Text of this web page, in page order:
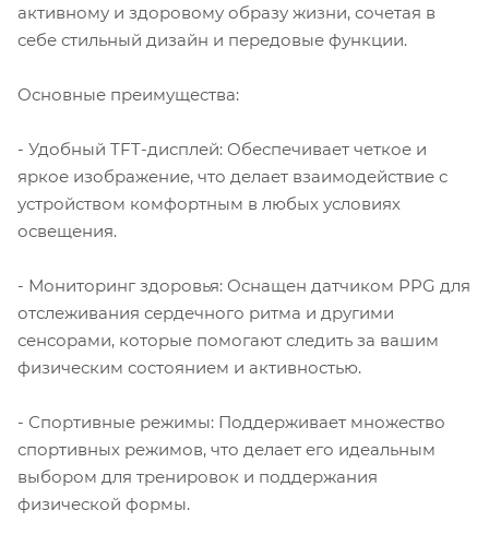
активному и здоровому образу жизни, сочетая в
себе стильный дизайн и передовые функции.
Основные преимущества:
- Удобный TFT-дисплей: Обеспечивает четкое и
яркое изображение, что делает взаимодействие с
устройством комфортным в любых условиях
освещения.
- Мониторинг здоровья: Оснащен датчиком PPG для
отслеживания сердечного ритма и другими
сенсорами, которые помогают следить за вашим
физическим состоянием и активностью.
- Спортивные режимы: Поддерживает множество
спортивных режимов, что делает его идеальным
выбором для тренировок и поддержания
физической формы.